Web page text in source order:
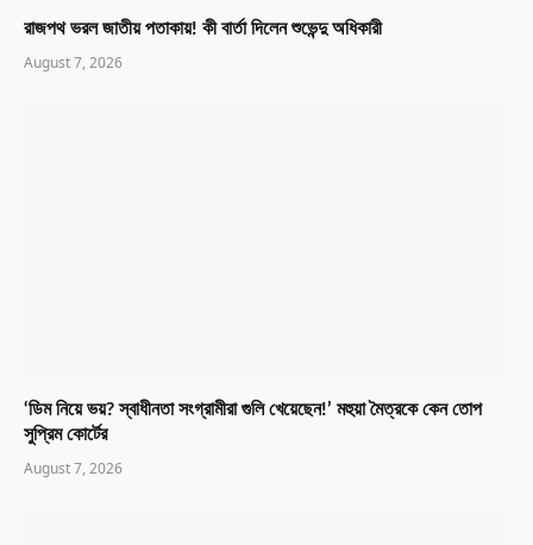
রাজপথ ভরল জাতীয় পতাকায়! কী বার্তা দিলেন শুভেন্দু অধিকারী
August 7, 2026
‘ডিম নিয়ে ভয়? স্বাধীনতা সংগ্রামীরা গুলি খেয়েছেন!’ মহুয়া মৈত্রকে কেন তোপ
সুপ্রিম কোর্টের
August 7, 2026